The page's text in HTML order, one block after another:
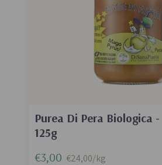
Purea Di Pera Biologica
125g
€3,00 €24,00/kg